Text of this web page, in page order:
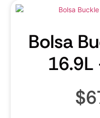
Bolsa
$